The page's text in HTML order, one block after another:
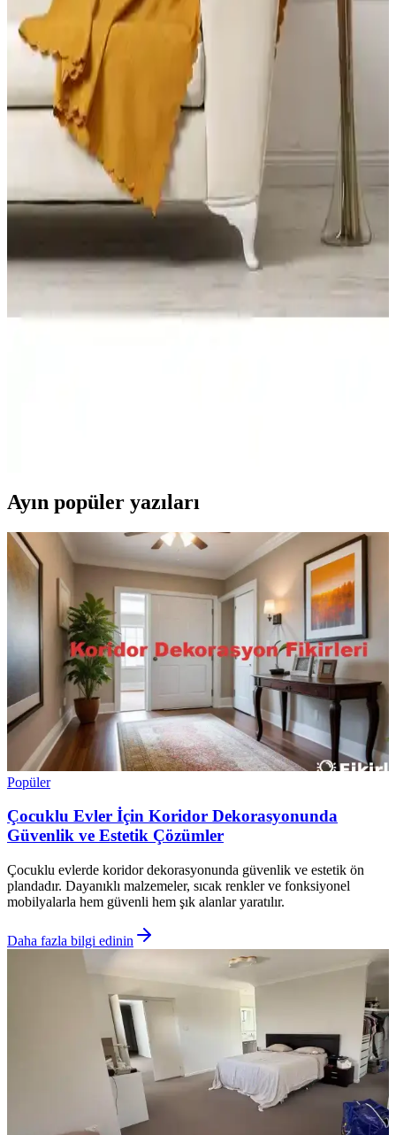
Wilma antrasit koltuk örtüsü, şık tasarımı ve kullanım kolaylığıyla
öne çıkar. Yıkama sonrası çekme sorunlarına dikkat edilmelidir,
estetik ve dayanıklılık açısından kullanıcı yorumları önemli bilgiler
sunar.
Bright Home ve Faiend Koltuk Kılıfı Örtüsü
Karşılaştırması: Malzeme, Uyum ve Bakım
Bu karşılaştırma Bright Home 3.3.1.1 ile Faiend bal peteği desenli
koltuk kılıfı/örtüsü modellerinin malzeme, kapsama, desen ve bakım
talimatlarını teknik olarak inceler; kullanıcı yorumlarıyla dengeli bir
değerlendirme sunar.
FavoriTeks Koltuk Çekyat Örtüsü: Şık ve Dayanıklı
Tasarım ile Konfor ve Estetik Bir Arada
ve kullanışlıdır, ev dekorasyonunu tamamlar.
Ayın popüler yazıları
Popüler
Çocuklu Evler İçin Koridor Dekorasyonunda
Güvenlik ve Estetik Çözümler
Çocuklu evlerde koridor dekorasyonunda güvenlik ve estetik ön
plandadır. Dayanıklı malzemeler, sıcak renkler ve fonksiyonel
mobilyalarla hem güvenli hem şık alanlar yaratılır.
Daha fazla bilgi edinin